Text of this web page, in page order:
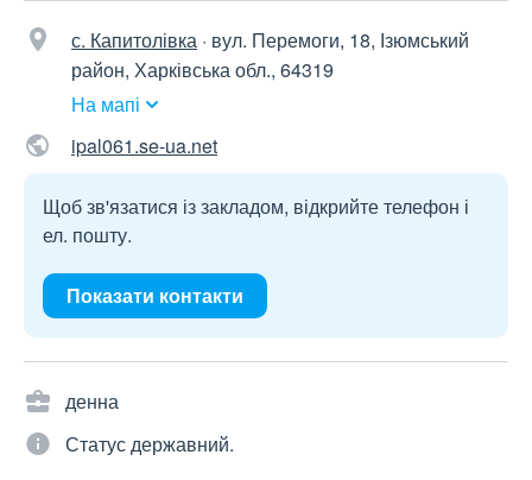
с. Капитолівка · вул. Перемоги, 18, Ізюмський
район, Харківська обл., 64319
На мапі
ipal061.se-ua.net
Щоб зв'язатися із закладом, відкрийте телефон і
ел. пошту.
Показати контакти
денна
Статус державний.